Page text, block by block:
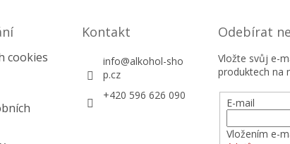
cookies
Kontakt
info@alkohol-sho
p.cz
+420 596 626 090
Odebírat
Vložte svůj e-
produktech na
E-mail
Vložením e-